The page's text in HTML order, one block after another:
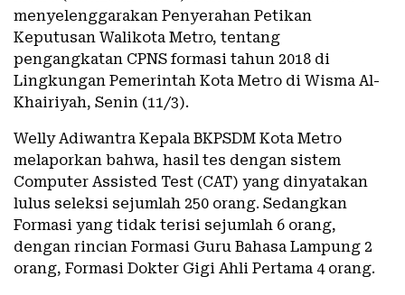
menyelenggarakan Penyerahan Petikan
Keputusan Walikota Metro, tentang
pengangkatan CPNS formasi tahun 2018 di
Lingkungan Pemerintah Kota Metro di Wisma Al-
Khairiyah, Senin (11/3).
Welly Adiwantra Kepala BKPSDM Kota Metro
melaporkan bahwa, hasil tes dengan sistem
Computer Assisted Test (CAT) yang dinyatakan
lulus seleksi sejumlah 250 orang. Sedangkan
Formasi yang tidak terisi sejumlah 6 orang,
dengan rincian Formasi Guru Bahasa Lampung 2
orang, Formasi Dokter Gigi Ahli Pertama 4 orang.